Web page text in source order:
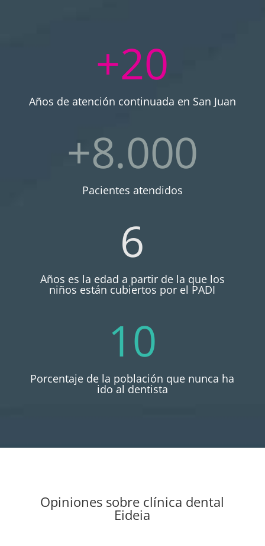
+20
Años de atención continuada en San Juan
+8.000
Pacientes atendidos
6
Años es la edad a partir de la que los
niños están cubiertos por el PADI
10
Porcentaje de la población que nunca ha
ido al dentista
Opiniones sobre clínica dental
Eideia